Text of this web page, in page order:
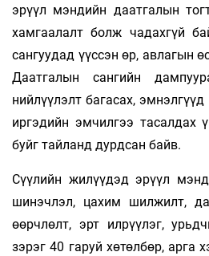
эрүүл мэндийн даатгалын
хамгаалалт болж чадахгүй
сангуудад үүссэн өр, авлагын
Даатгалын сангийн
нийлүүлэлт багасах,
иргэдийн эмчилгээ тасалдах
буйг тайланд дурдсан байв.
Сүүлийн жилүүдэд эрүүл
шинэчлэл, цахим шилжилт,
өөрчлөлт, эрт илрүүлэг,
зэрэг 40 гаруй хөтөлбөр, арга